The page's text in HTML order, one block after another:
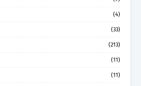
(4)
(33)
(213)
(11)
(11)